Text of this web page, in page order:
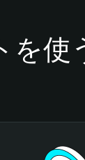
使